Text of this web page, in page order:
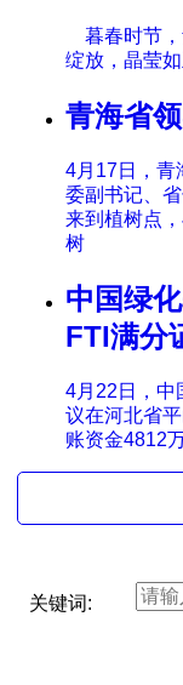
暮春时节，
绽放，晶莹
青海省
4月17日，青
委副书记、
来到植树点
树
中国绿
FTI满分
4月22日，中
议在河北省
账资金4812
关键词: